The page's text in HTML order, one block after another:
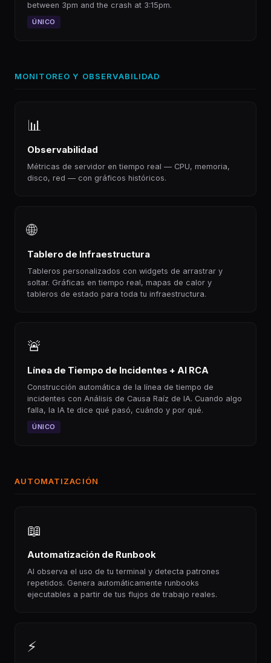
between 3pm and the crash at 3:15pm.
ÚNICO
MONITOREO Y OBSERVABILIDAD
📊
Observabilidad
Métricas de servidor en tiempo real — CPU, memoria,
disco, red — con gráficos históricos.
🌐
Tablero de Infraestructura
Tableros personalizados con widgets de arrastrar y
soltar. Gráficas en tiempo real, mapas de calor y
tableros de estado para toda tu infraestructura.
🚨
Línea de Tiempo de Incidentes + AI RCA
Construcción automática de la línea de tiempo de
incidentes con Análisis de Causa Raíz de IA. Cuando algo
falla, la IA te dice qué pasó, cuándo y por qué.
ÚNICO
AUTOMATIZACIÓN
📖
Automatización de Runbook
AI observa el uso de tu terminal y detecta patrones
repetidos. Genera automáticamente runbooks
ejecutables a partir de tus flujos de trabajo reales.
⚡